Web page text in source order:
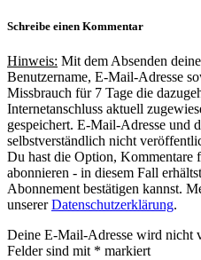
Schreibe einen Kommentar
Hinweis: Mit dem Absenden
Benutzername, E-Mail-Adresse
Missbrauch für 7 Tage die
Internetanschluss aktuell
gespeichert. E-Mail-Adresse und
selbstverständlich nicht
Du hast die Option, Kommentare
abonnieren - in diesem Fall
Abonnement bestätigen kannst.
unsererDatenschutzerklärung.
Deine E-Mail-Adresse wird nicht
Felder sind mit * markiert